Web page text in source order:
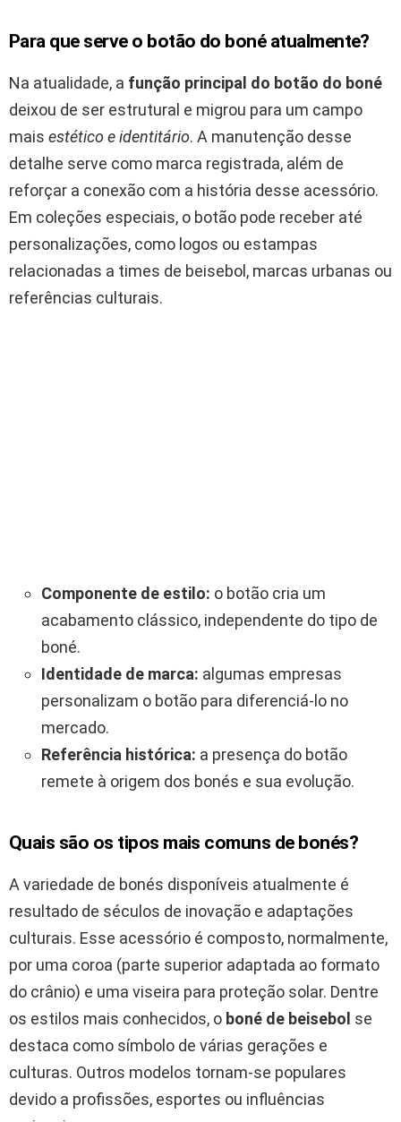
Para que serve o botão do boné atualmente?
Na atualidade, a função principal do botão do boné
deixou de ser estrutural e migrou para um campo
mais estético e identitário. A manutenção desse
detalhe serve como marca registrada, além de
reforçar a conexão com a história desse acessório.
Em coleções especiais, o botão pode receber até
personalizações, como logos ou estampas
relacionadas a times de beisebol, marcas urbanas ou
referências culturais.
Componente de estilo: o botão cria um
acabamento clássico, independente do tipo de
boné.
Identidade de marca: algumas empresas
personalizam o botão para diferenciá-lo no
mercado.
Referência histórica: a presença do botão
remete à origem dos bonés e sua evolução.
Quais são os tipos mais comuns de bonés?
A variedade de bonés disponíveis atualmente é
resultado de séculos de inovação e adaptações
culturais. Esse acessório é composto, normalmente,
por uma coroa (parte superior adaptada ao formato
do crânio) e uma viseira para proteção solar. Dentre
os estilos mais conhecidos, o boné de beisebol se
destaca como símbolo de várias gerações e
culturas. Outros modelos tornam-se populares
devido a profissões, esportes ou influências